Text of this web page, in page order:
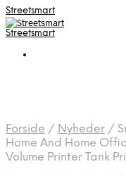
Streetsmart
Streetsmart
Forside / Nyheder /
Home And Home
Volume Printer Tank